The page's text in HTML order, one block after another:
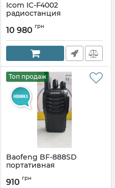
Icom IC-F4002
радиостанция
Артикул: IC-F4002
10 980 грн
Топ продаж
Baofeng BF-888SD
портативная
шифрованием и USB-C
910 грн